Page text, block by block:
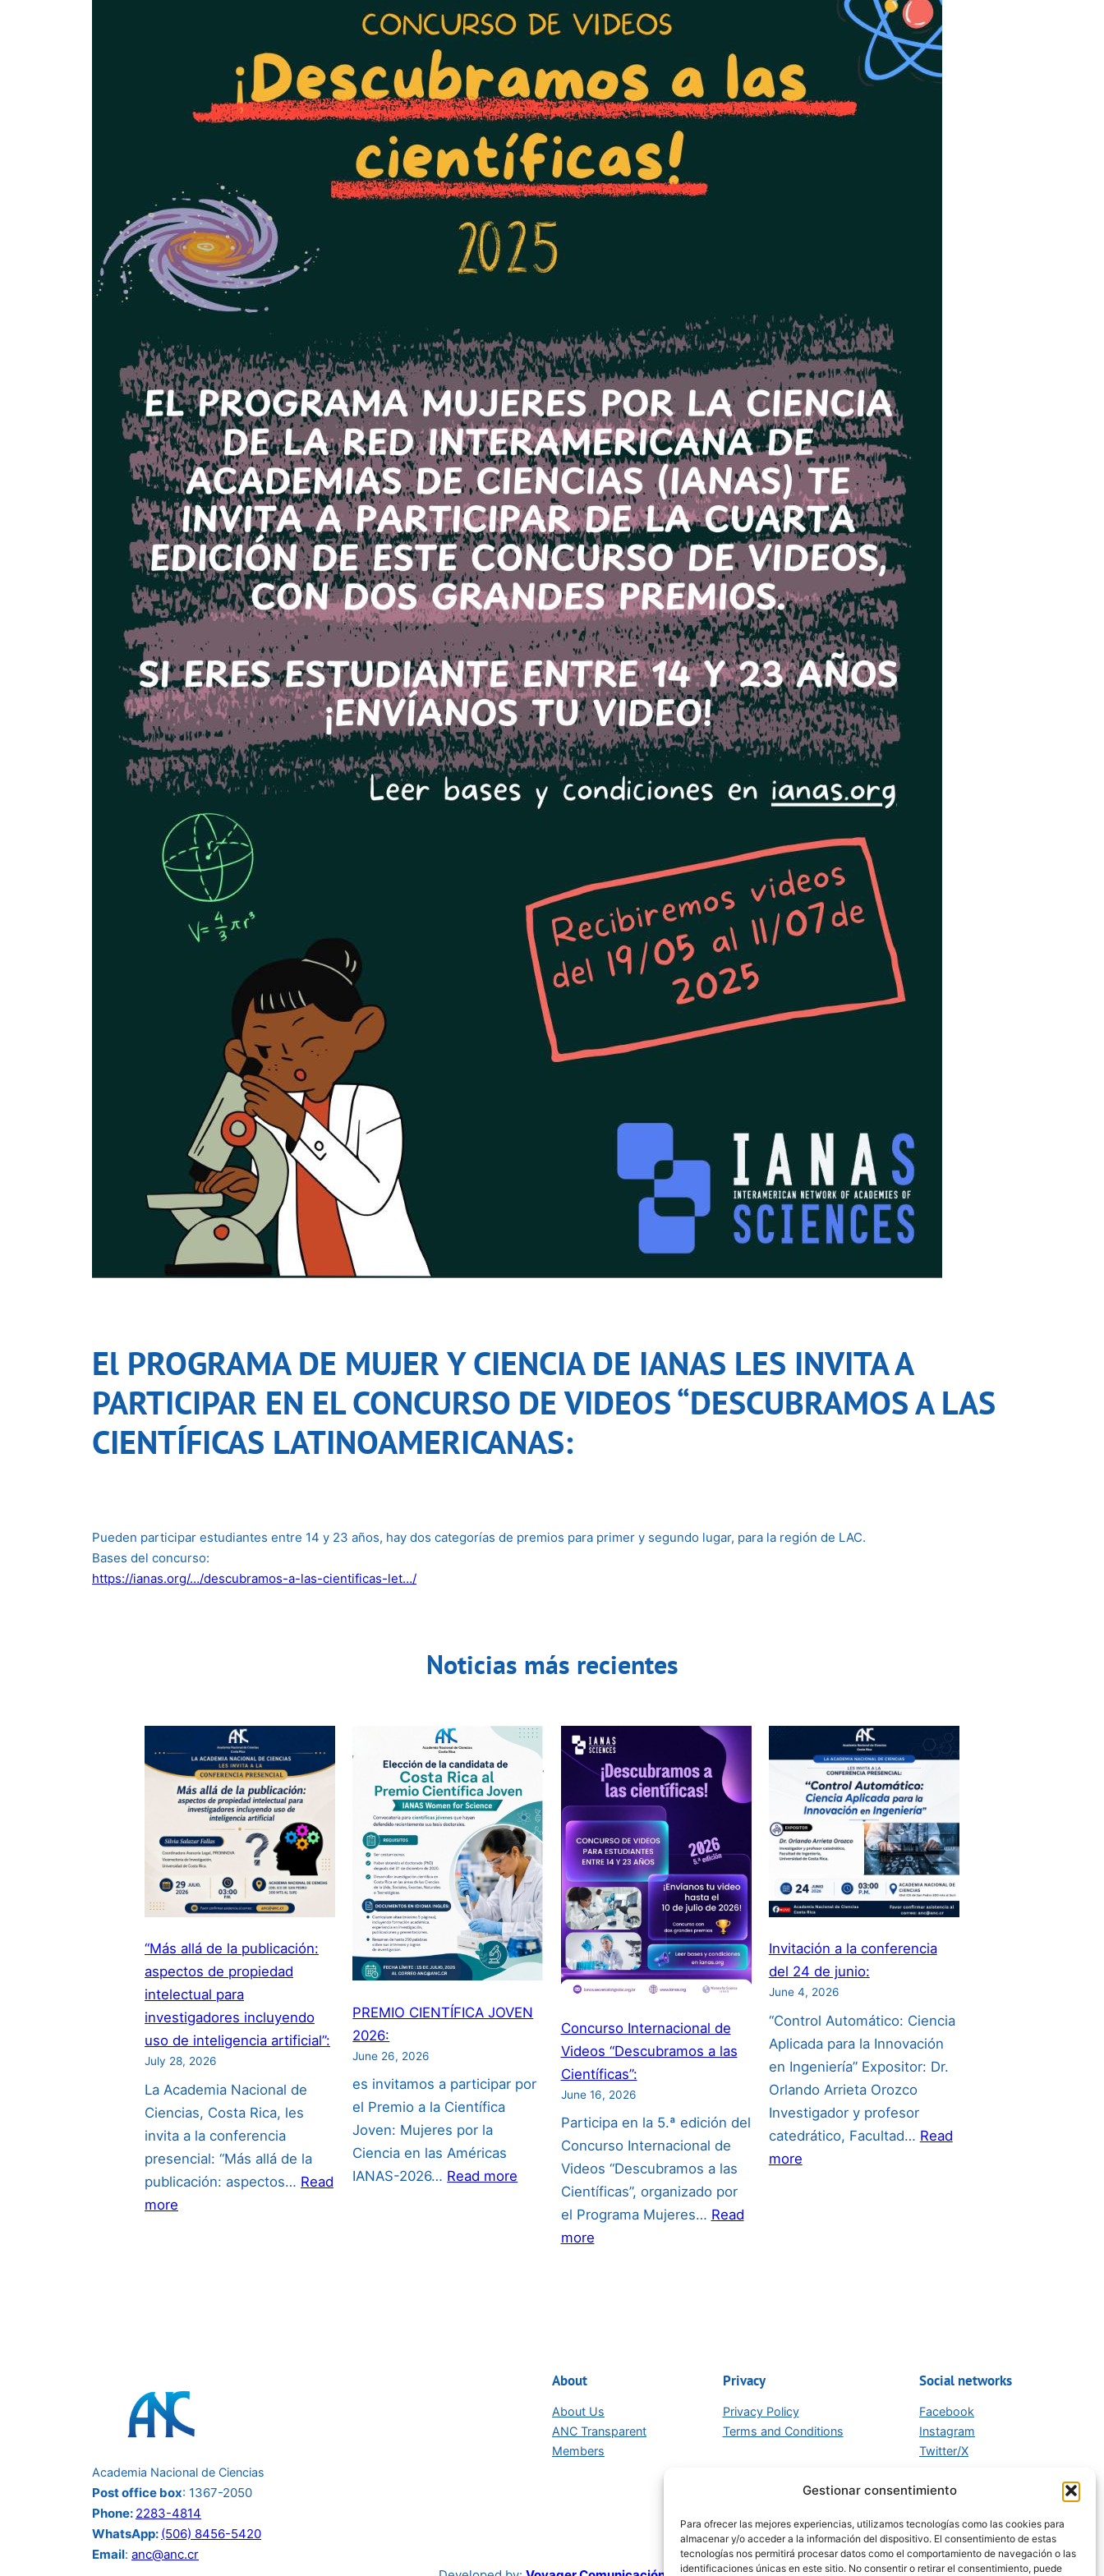
Gestionar consentimiento
Para ofrecer las mejores experiencias, utilizamos tecnologías como las cookies para
almacenar y/o acceder a la información del dispositivo. El consentimiento de estas
tecnologías nos permitirá procesar datos como el comportamiento de navegación o las
identificaciones únicas en este sitio. No consentir o retirar el consentimiento, puede
El PROGRAMA DE MUJER Y CIENCIA DE IANAS LES INVITA A
PARTICIPAR EN EL CONCURSO DE VIDEOS “DESCUBRAMOS A LAS
CIENTÍFICAS LATINOAMERICANAS:
Pueden participar estudiantes entre 14 y 23 años, hay dos categorías de premios para primer y segundo lugar, para la región de LAC.
Bases del concurso:
https://ianas.org/…/descubramos-a-las-cientificas-let…/
Noticias más recientes
“Más allá de la publicación:
aspectos de propiedad
intelectual para
investigadores incluyendo
uso de inteligencia artificial”:
July 28, 2026
La Academia Nacional de
Ciencias, Costa Rica, les
invita a la conferencia
presencial: “Más allá de la
publicación: aspectos… Read
more
propiedad
para
incluyendo
uso
de
inteligencia
PREMIO CIENTÍFICA JOVEN
2026:
June 26, 2026
es invitamos a participar por
el Premio a la Científica
Joven: Mujeres por la
Ciencia en las Américas
IANAS-2026… Read more
PREMIO
CIENTÍFICA
JOVEN
Concurso Internacional de
Videos “Descubramos a las
Científicas”:
June 16, 2026
Participa en la 5.ª edición del
Concurso Internacional de
Videos “Descubramos a las
Científicas”, organizado por
el Programa Mujeres… Read
more:
Científicas”:
Invitación a la conferencia
del 24 de junio:
June 4, 2026
“Control Automático: Ciencia
Aplicada para la Innovación
en Ingeniería” Expositor: Dr.
Orlando Arrieta Orozco
Investigador y profesor
catedrático, Facultad… Read
more:
Academia Nacional de Ciencias
Post office box: 1367-2050
Phone: 2283-4814
WhatsApp: (506) 8456-5420
Email: anc@anc.cr
About
About Us
ANC Transparent
Members
Privacy
Privacy Policy
Terms and Conditions
Social networks
Facebook
Instagram
Twitter/X